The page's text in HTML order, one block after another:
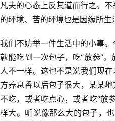
凡夫的心态上反其道而行之。
的环境、苦的环境也是因缘所生
我们不妨举一件生活中的小事
就能吃到一次包子，吃“放参”
人不一样。这也不是说我们现
方养息香以后包子很大，某某
不吃，或者吃点心，或者吃“放
样大。听说像那么大的包子，